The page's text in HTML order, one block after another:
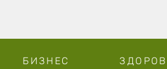
БИЗНЕС